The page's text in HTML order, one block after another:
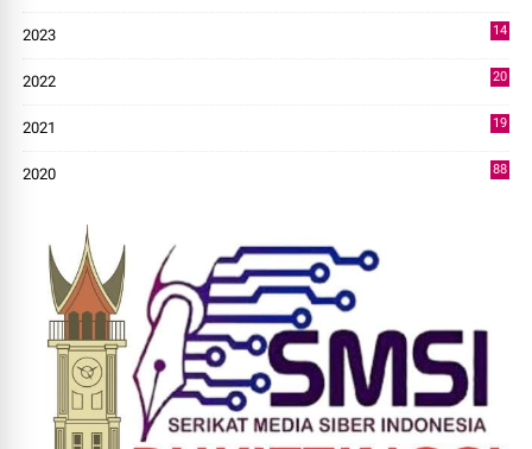
2023
14
2022
20
2021
19
2020
88